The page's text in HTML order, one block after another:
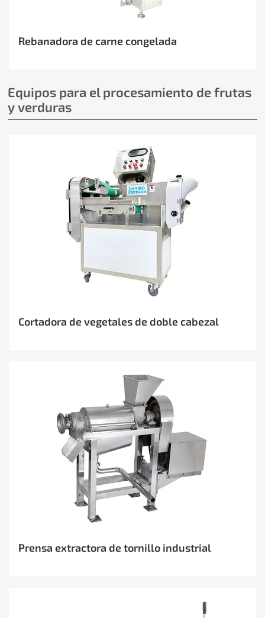
Rebanadora de carne congelada
Equipos para el procesamiento de frutas
y verduras
Cortadora de vegetales de doble cabezal
Prensa extractora de tornillo industrial